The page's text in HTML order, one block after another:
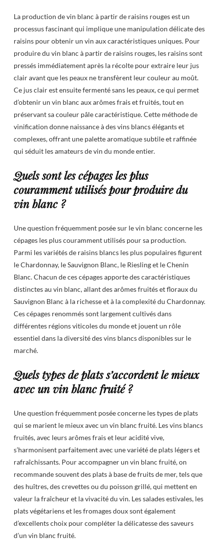
La production de vin blanc à partir de raisins rouges est un
processus fascinant qui implique une manipulation délicate des
raisins pour obtenir un vin aux caractéristiques uniques. Pour
produire du vin blanc à partir de raisins rouges, les raisins sont
pressés immédiatement après la récolte pour extraire leur jus
clair avant que les peaux ne transfèrent leur couleur au moût.
Ce jus clair est ensuite fermenté sans les peaux, ce qui permet
d’obtenir un vin blanc aux arômes frais et fruités, tout en
préservant sa couleur pâle caractéristique. Cette méthode de
vinification donne naissance à des vins blancs élégants et
complexes, offrant une palette aromatique subtile et raffinée
qui séduit les amateurs de vin du monde entier.
Quels sont les cépages les plus
couramment utilisés pour produire du
vin blanc ?
Une question fréquemment posée sur le vin blanc concerne les
cépages les plus couramment utilisés pour sa production.
Parmi les variétés de raisins blancs les plus populaires figurent
le Chardonnay, le Sauvignon Blanc, le Riesling et le Chenin
Blanc. Chacun de ces cépages apporte des caractéristiques
distinctes au vin blanc, allant des arômes fruités et floraux du
Sauvignon Blanc à la richesse et à la complexité du Chardonnay.
Ces cépages renommés sont largement cultivés dans
différentes régions viticoles du monde et jouent un rôle
essentiel dans la diversité des vins blancs disponibles sur le
marché.
Quels types de plats s’accordent le mieux
avec un vin blanc fruité ?
Une question fréquemment posée concerne les types de plats
qui se marient le mieux avec un vin blanc fruité. Les vins blancs
fruités, avec leurs arômes frais et leur acidité vive,
s’harmonisent parfaitement avec une variété de plats légers et
rafraîchissants. Pour accompagner un vin blanc fruité, on
recommande souvent des plats à base de fruits de mer, tels que
des huîtres, des crevettes ou du poisson grillé, qui mettent en
valeur la fraîcheur et la vivacité du vin. Les salades estivales, les
plats végétariens et les fromages doux sont également
d’excellents choix pour compléter la délicatesse des saveurs
d’un vin blanc fruité.